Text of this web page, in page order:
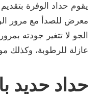
يقوم حداد الوفرة
معرض للصدأ مع مرور
الجو لا تتغير جودته
عازلة للرطوبة، وكذلك
حداد حديد